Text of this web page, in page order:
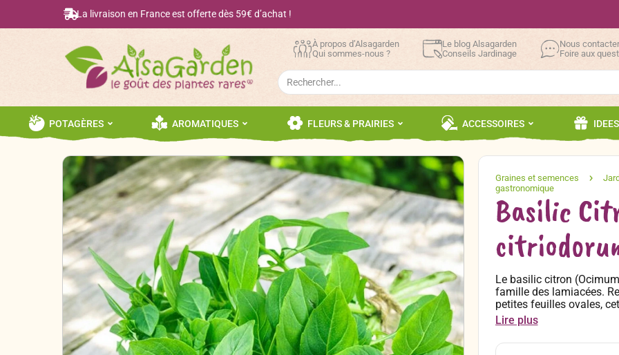
La livraison en France est offerte dès 59€ d’achat !
À propos d’Alsagarden
Qui sommes-nous ?
Le blog Alsagarden
Conseils Jardinage
Nous contacter
Foire aux
Search
for:
POTAGÈRES AROMATIQUES FLEURS & PRAIRIES ACCESSOIRES
Basilic
Le basilic citron
famille des lamiacées.
petites feuilles ovales,
intense. En cuisine, le
saveur acidulée. Il est
soupes, et salades. Son
Lire plus